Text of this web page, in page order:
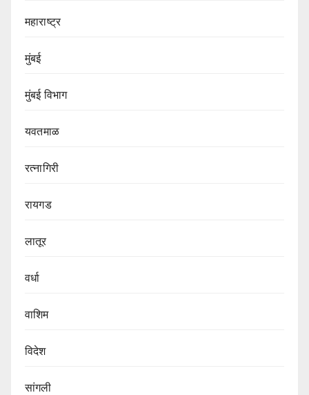
महाराष्ट्र
मुंबई
मुंबई विभाग‌
यवतमाळ
रत्नागिरी
रायगड
लातूर
वर्धा
वाशिम
विदेश
सांगली